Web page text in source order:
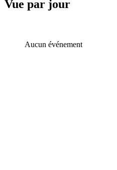
Vue par jour
Aucun événement